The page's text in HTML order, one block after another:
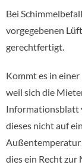
Bei
vorgegebenen
gerechtfertigt.
Kommt es in
weil sich die
Informationsblatt
dieses nicht auf
Außentemperatur
dies ein Recht